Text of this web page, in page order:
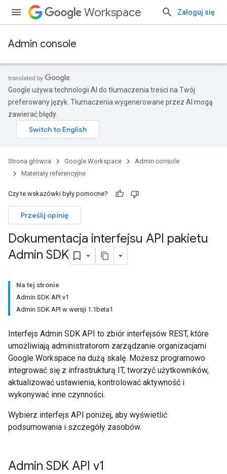
Workspace Zaloguj się
Admin console
Google używa technologii AI do tłumaczenia treści na Twój
preferowany język. Tłumaczenia wygenerowane przez AI mogą
zawierać błędy.
Strona główna Google Workspace
Admin console
Materiały referencyjne
Czy te wskazówki były pomocne?
Prześlij opinię
Dokumentacja interfejsu API pakietu
Admin SDK
Na tej stronie
Admin SDK API v1
Admin SDK API w wersji 1.1beta1
Interfejs Admin SDK API to zbiór interfejsów REST, które
umożliwiają administratorom zarządzanie organizacjami
Google Workspace na dużą skalę. Możesz programowo
integrować się z infrastrukturą IT, tworzyć użytkowników,
aktualizować ustawienia, kontrolować aktywność i
wykonywać inne czynności.
Wybierz interfejs API poniżej, aby wyświetlić
podsumowania i szczegóły zasobów.
Admin SDK API v1